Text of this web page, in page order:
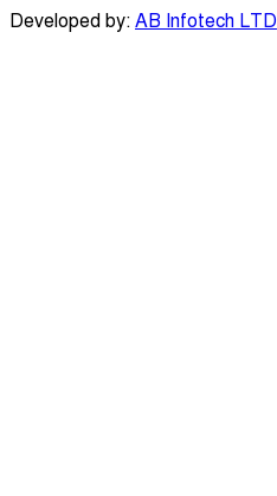
Developed by: AB Infotech LTD